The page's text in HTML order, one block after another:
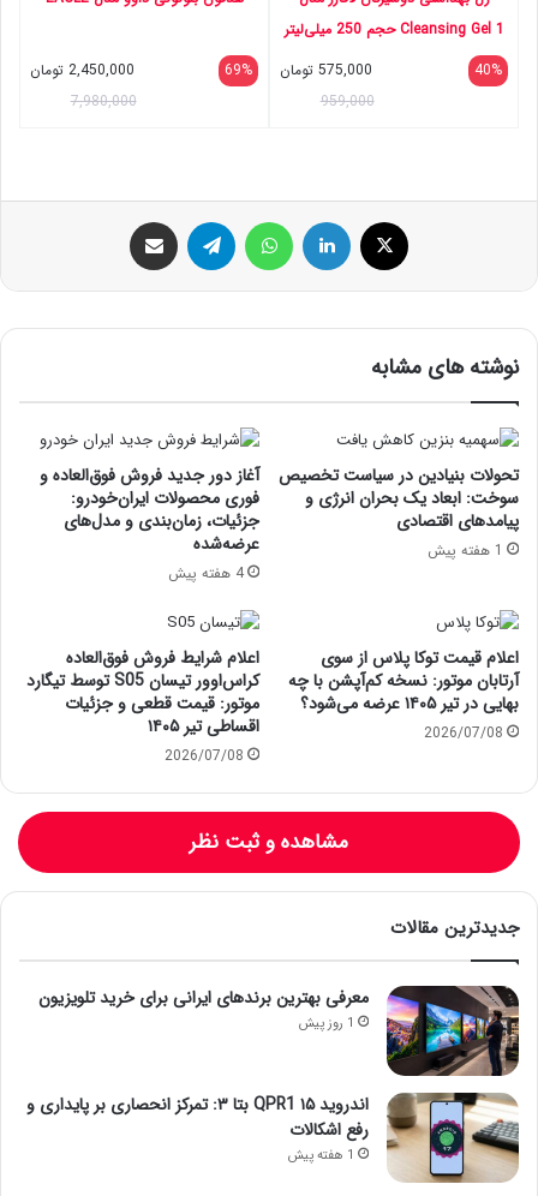
Cleansing Gel 1 حجم 250 میلی‌لیتر
40%
575,000 تومان
959,000
69%
2,450,000 تومان
7,980,000
ایکس لینکداین تلگرام
نوشته های مشابه
تحولات بنیادین در سیاست تخصیص
سوخت: ابعاد یک بحران انرژی و
پیامدهای اقتصادی
1 هفته پیش
آغاز دور جدید فروش فوق‌العاده و
فوری محصولات ایران‌خودرو:
جزئیات، زمان‌بندی و مدل‌های
عرضه‌شده
4 هفته پیش
اعلام قیمت توکا پلاس از سوی
آرتابان موتور: نسخه کم‌آپشن با چه
بهایی در تیر ۱۴۰۵ عرضه می‌شود؟
2026/07/08
اعلام شرایط فروش فوق‌العاده
کراس‌اوور تیسان S05 توسط تیگارد
موتور: قیمت قطعی و جزئیات
اقساطی تیر ۱۴۰۵
2026/07/08
مشاهده و ثبت نظر
جدیدترین مقالات
معرفی بهترین برندهای ایرانی برای خرید تلویزیون
1 روز پیش
اندروید ۱۵ QPR1 بتا ۳: تمرکز انحصاری بر پایداری و
رفع اشکالات
1 هفته پیش